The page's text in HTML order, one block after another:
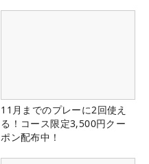
11月までのプレーに2回使え
る！コース限定3,500円クー
ポン配布中！